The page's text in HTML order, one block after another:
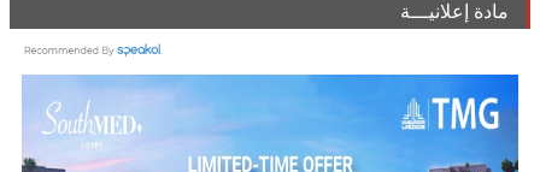
مادة إعلانيـــة